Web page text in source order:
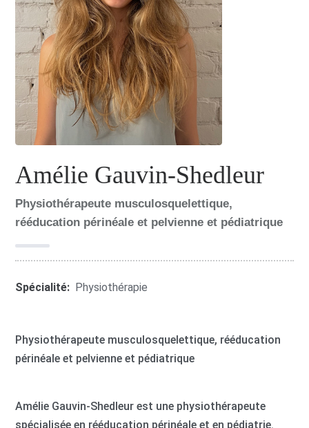
Amélie Gauvin-Shedleur
Physiothérapeute musculosquelettique,
rééducation périnéale et pelvienne et pédiatrique
Spécialité: Physiothérapie
Physiothérapeute musculosquelettique, rééducation
périnéale et pelvienne et pédiatrique
Amélie Gauvin-Shedleur est une physiothérapeute
spécialisée en rééducation périnéale et en pédiatrie.